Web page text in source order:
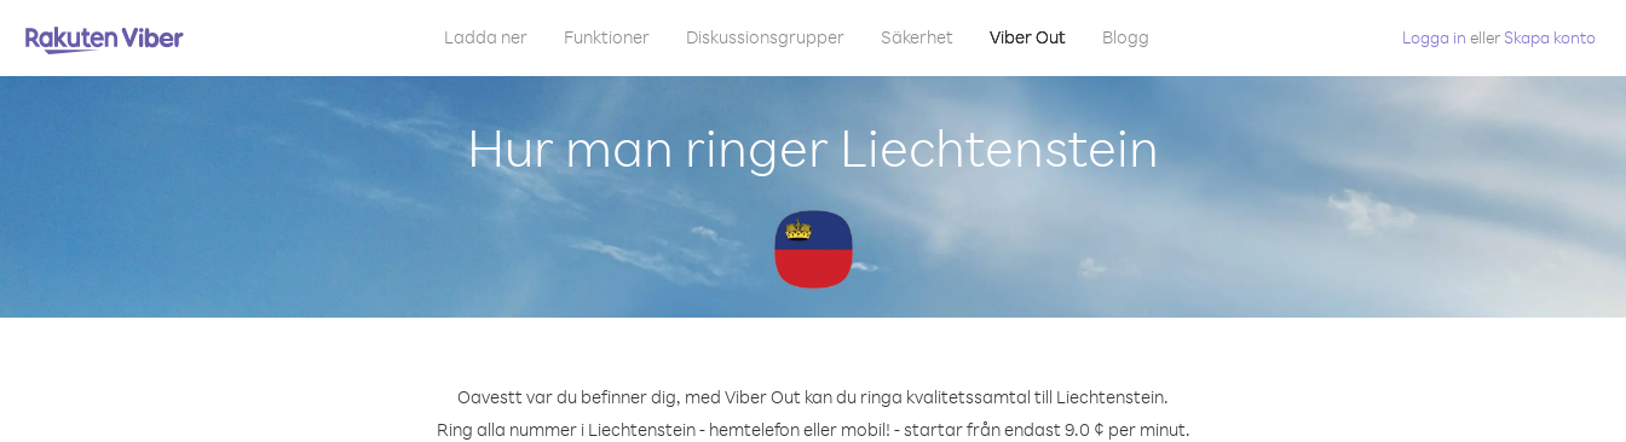
Ladda ner Funktioner Diskussionsgrupper Säkerhet Viber Out Blogg Logga in eller Skapa konto
Hur man ringer Liechtenstein
Oavestt var du befinner dig, med Viber Out kan du ringa kvalitetssamtal till Liechtenstein.
Ring alla nummer i Liechtenstein - hemtelefon eller mobil! - startar från endast 9.0 ¢ per minut.